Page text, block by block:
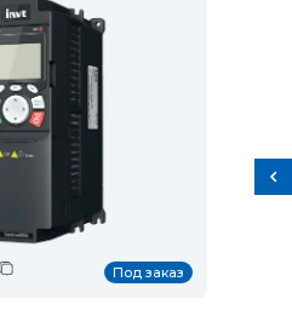
Под заказ